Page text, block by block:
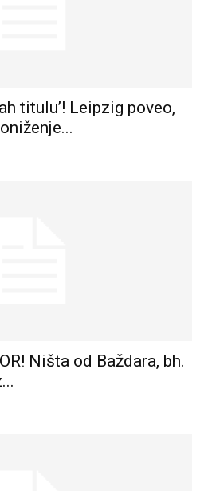
titulu’! Leipzig poveo,
Ništa od Baždara, bh.